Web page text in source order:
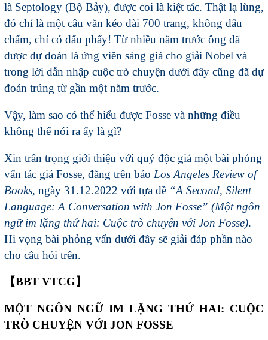
là Septology (Bộ Bảy), được coi là kiệt tác. Thật lạ lùng,
đó chỉ là một câu văn kéo dài 700 trang, không dấu
chấm, chỉ có dấu phẩy! Từ nhiều năm trước ông đã
được dự đoán là ứng viên sáng giá cho giải Nobel và
trong lời dẫn nhập cuộc trò chuyện dưới đây cũng đã dự
đoán trúng từ gần một năm trước.
Vậy, làm sao có thể hiểu được Fosse và những điều
không thể nói ra ấy là gì?
Xin trân trọng giới thiệu với quý độc giả một bài phỏng
vấn tác giả Fosse, đăng trên báo Los Angeles Review of
Books, ngày 31.12.2022 với tựa đề “A Second, Silent
Language: A Conversation with Jon Fosse” (Một ngôn
ngữ im lặng thứ hai: Cuộc trò chuyện với Jon Fosse).
Hi vọng bài phỏng vấn dưới đây sẽ giải đáp phần nào
cho câu hỏi trên.
【BBT VTCG】
MỘT NGÔN NGỮ IM LẶNG THỨ HAI: CUỘC
TRÒ CHUYỆN VỚI JON FOSSE